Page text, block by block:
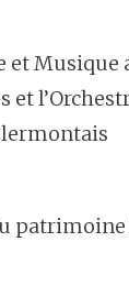
et Musique
et
patrimoine